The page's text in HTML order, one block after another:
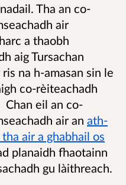
Tha an co-
air
a thaobh
aig Tursachan
na h-amasan sin le
co-rèiteachadh
Chan eil an co-
air an ath-
air a ghabhail os
planaidh fhaotainn
gu làithreach.